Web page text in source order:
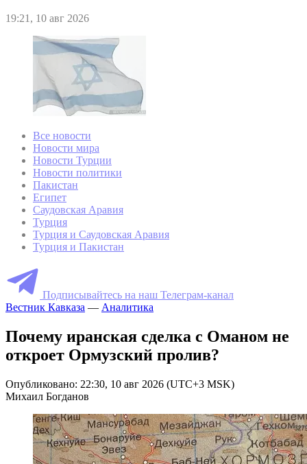
19:21, 10 авг 2026
Все новости
Новости мира
Новости Турции
Новости политики
Пакистан
Египет
Саудовская Аравия
Турция
Турция и Саудовская Аравия
Турция и Пакистан
Подписывайтесь на наш Телеграм-канал
Вестник Кавказа — Аналитика
Почему иранская сделка с Оманом не
откроет Ормузский пролив?
Опубликовано: 22:30, 10 авг 2026 (UTC+3 MSK)
Михаил Богданов